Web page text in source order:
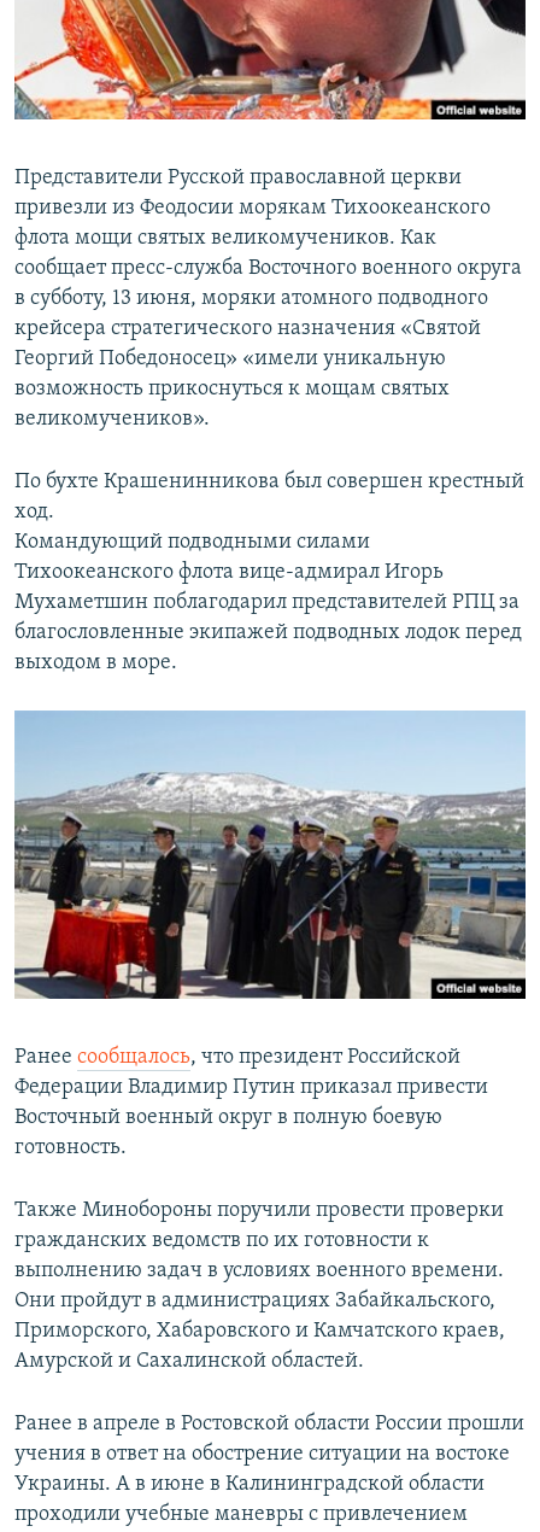
ПОБЕДИТЕЛЕЙ НЕ СУДЯТ?
КРЫМ.НЕПОКОРЕННЫЙ
ELIFBE
ПРИСОЕДИНЯЙТЕСЬ!
Все сайты RFE/RL
Представители Русской православной церкви
привезли из Феодосии морякам Тихоокеанского
флота мощи святых великомучеников. Как
сообщает пресс-служба Восточного военного округа
в субботу, 13 июня, моряки атомного подводного
крейсера стратегического назначения «Святой
Георгий Победоносец» «имели уникальную
возможность прикоснуться к мощам святых
великомучеников».
По бухте Крашенинникова был совершен крестный
ход.
Командующий подводными силами
Тихоокеанского флота вице-адмирал Игорь
Мухаметшин поблагодарил представителей РПЦ за
благословленные экипажей подводных лодок перед
выходом в море.
Ранее сообщалось, что президент Российской
Федерации Владимир Путин приказал привести
Восточный военный округ в полную боевую
готовность.
Также Минобороны поручили провести проверки
гражданских ведомств по их готовности к
выполнению задач в условиях военного времени.
Они пройдут в администрациях Забайкальского,
Приморского, Хабаровского и Камчатского краев,
Амурской и Сахалинской областей.
Ранее в апреле в Ростовской области России прошли
учения в ответ на обострение ситуации на востоке
Украины. А в июне в Калининградской области
проходили учебные маневры с привлечением